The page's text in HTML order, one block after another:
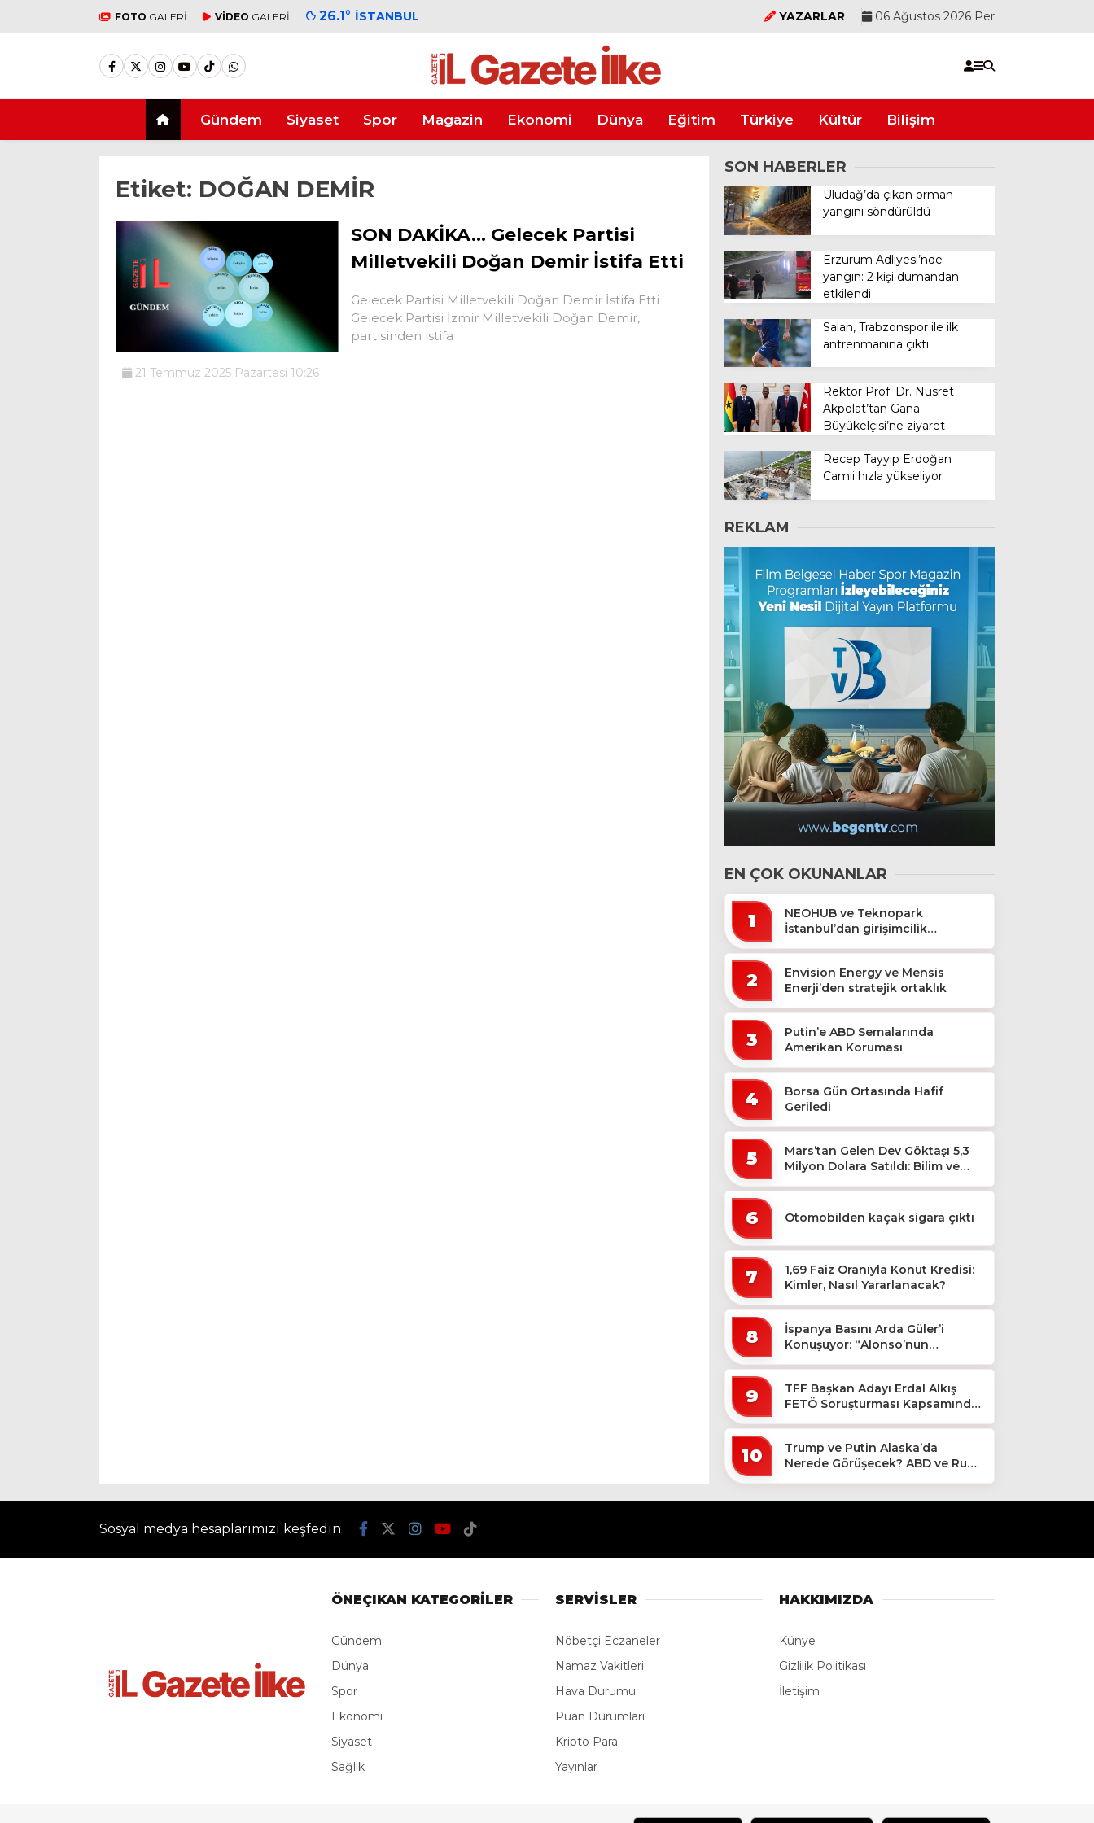
FOTO GALERİ VİDEO GALERİ 26.1° İSTANBUL YAZARLAR 06 Ağustos 2026 Per
Gündem Siyaset Spor Magazin Ekonomi Dünya Eğitim Türkiye Kültür Bilişim
Etiket: DOĞAN DEMİR
SON DAKİKA… Gelecek Partisi
Milletvekili Doğan Demir İstifa Etti
Gelecek Partisi Milletvekili Doğan Demir İstifa Etti
Gelecek Partisi İzmir Milletvekili Doğan Demir,
partisinden istifa
21 Temmuz 2025 Pazartesi 10:26
SON HABERLER
Uludağ’da çıkan orman
yangını söndürüldü
Erzurum Adliyesi’nde
yangın: 2 kişi dumandan
etkilendi
Salah, Trabzonspor ile ilk
antrenmanına çıktı
Rektör Prof. Dr. Nusret
Akpolat’tan Gana
Büyükelçisi’ne ziyaret
Recep Tayyip Erdoğan
Camii hızla yükseliyor
REKLAM
EN ÇOK OKUNANLAR
1
NEOHUB ve Teknopark
İstanbul’dan girişimcilik
2
Envision Energy ve Mensis
Enerji’den stratejik ortaklık
3
Putin’e ABD Semalarında
Amerikan Koruması
4
Borsa Gün Ortasında Hafif
Geriledi
5
Mars’tan Gelen Dev Göktaşı 5,3
Milyon Dolara Satıldı: Bilim ve
6 Otomobilden kaçak sigara çıktı
7
1,69 Faiz Oranıyla Konut Kredisi:
Kimler, Nasıl Yararlanacak?
8
İspanya Basını Arda Güler’i
Konuşuyor: “Alonso’nun
9
TFF Başkan Adayı Erdal Alkış
FETÖ Soruşturması Kapsamında
10
Trump ve Putin Alaska’da
Nerede Görüşecek? ABD ve Rus
Sosyal medya hesaplarımızı keşfedin
ÖNEÇIKAN KATEGORİLER
Gündem
Dünya
Spor
Ekonomi
Siyaset
Sağlık
SERVİSLER
Nöbetçi Eczaneler
Namaz Vakitleri
Hava Durumu
Puan Durumları
Kripto Para
Yayınlar
HAKKIMIZDA
Künye
Gizlilik Politikası
İletişim